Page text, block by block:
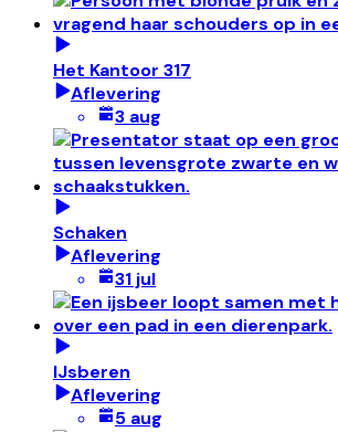
Het Kantoor 317
Aflevering
3 aug
Schaken
Aflevering
31 jul
IJsberen
Aflevering
5 aug